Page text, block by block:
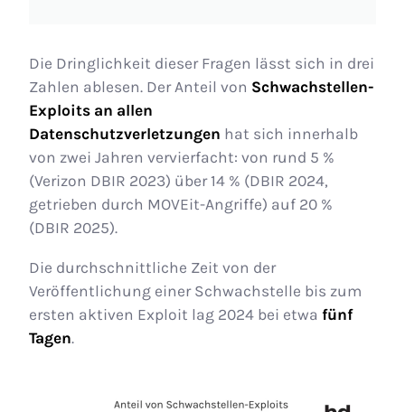
Die Dringlichkeit dieser Fragen lässt sich in drei
Zahlen ablesen. Der Anteil von Schwachstellen-
Exploits an allen
Datenschutzverletzungen hat sich innerhalb
von zwei Jahren vervierfacht: von rund 5 %
(Verizon DBIR 2023) über 14 % (DBIR 2024,
getrieben durch MOVEit-Angriffe) auf 20 %
(DBIR 2025).
Die durchschnittliche Zeit von der
Veröffentlichung einer Schwachstelle bis zum
ersten aktiven Exploit lag 2024 bei etwafünf
Tagen.